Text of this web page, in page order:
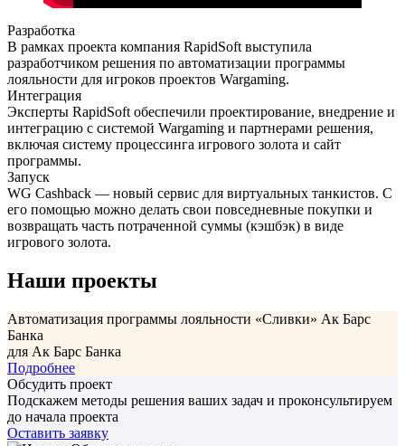
Разработка
В рамках проекта компания RapidSoft выступила
разработчиком решения по автоматизации программы
лояльности для игроков проектов Wargaming.
Интеграция
Эксперты RapidSoft обеспечили проектирование, внедрение и
интеграцию с системой Wargaming и партнерами решения,
включая систему процессинга игрового золота и сайт
программы.
Запуск
WG Cashback — новый сервис для виртуальных танкистов. С
его помощью можно делать свои повседневные покупки и
возвращать часть потраченной суммы (кэшбэк) в виде
игрового золота.
Наши проекты
Автоматизация программы лояльности «Сливки» Ак Барс
Банка
для Ак Барс Банка
Подробнее
Обсудить проект
Подскажем методы решения ваших задач и проконсультируем
до начала проекта
Оставить заявку